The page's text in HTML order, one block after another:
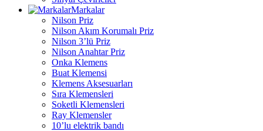
Markalar
Nilson Priz
Nilson Akım Korumalı Priz
Nilson 3’lü Priz
Nilson Anahtar Priz
Onka Klemens
Buat Klemensi
Klemens Aksesuarları
Sıra Klemensleri
Soketli Klemensleri
Ray Klemensler
10’lu elektrik bandı